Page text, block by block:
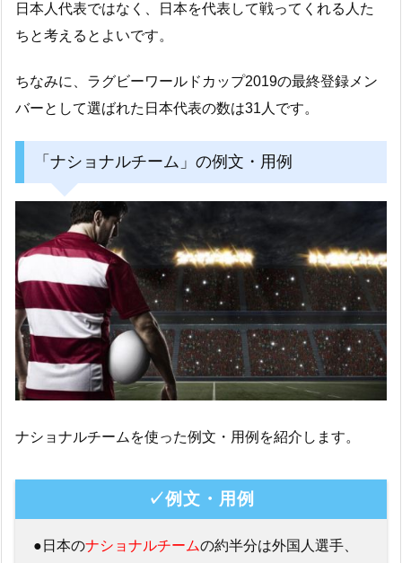
日本人代表ではなく、日本を代表して戦ってくれる人た
ちと考えるとよいです。
ちなみに、ラグビーワールドカップ2019の最終登録メン
バーとして選ばれた日本代表の数は31人です。
「ナショナルチーム」の例文・用例
ナショナルチームを使った例文・用例を紹介します。
✓例文・用例
●日本のナショナルチームの約半分は外国人選手、